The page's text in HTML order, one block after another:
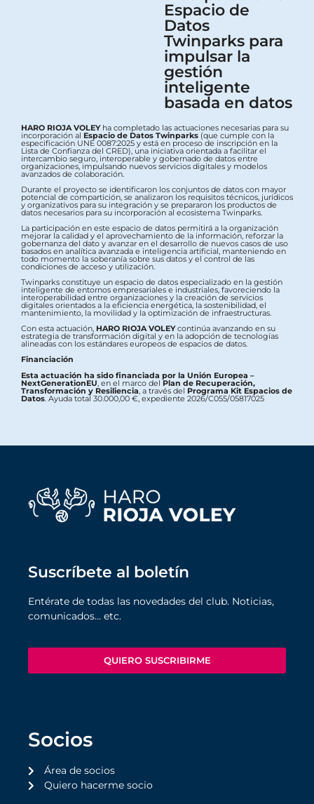
Espacio de
Datos
Twinparks para
impulsar la
gestión
inteligente
basada en datos
HARO RIOJA VOLEYha completado las actuaciones necesarias para su
incorporación al Espacio de Datos Twinparks (que cumple con la
especificación UNE 0087:2025 y está en proceso de inscripción en la
Lista de Confianza del CRED), una iniciativa orientada a facilitar el
intercambio seguro, interoperable y gobernado de datos entre
organizaciones, impulsando nuevos servicios digitales y modelos
avanzados de colaboración.
Durante el proyecto se identificaron los conjuntos de datos con mayor
potencial de compartición, se analizaron los requisitos técnicos, jurídicos
y organizativos para su integración y se prepararon los productos de
datos necesarios para su incorporación al ecosistema Twinparks.
La participación en este espacio de datos permitirá a la organización
mejorar la calidad y el aprovechamiento de la información, reforzar la
gobernanza del dato y avanzar en el desarrollo de nuevos casos de uso
basados en analítica avanzada e inteligencia artificial, manteniendo en
todo momento la soberanía sobre sus datos y el control de las
condiciones de acceso y utilización.
Twinparks constituye un espacio de datos especializado en la gestión
inteligente de entornos empresariales e industriales, favoreciendo la
interoperabilidad entre organizaciones y la creación de servicios
digitales orientados a la eficiencia energética, la sostenibilidad, el
mantenimiento, la movilidad y la optimización de infraestructuras.
Con esta actuación, HARO RIOJA VOLEYcontinúa avanzando en su
estrategia de transformación digital y en la adopción de tecnologías
alineadas con los estándares europeos de espacios de datos.
Financiación
Esta actuación ha sido financiada por la Unión Europea –
NextGenerationEU , en el marco delPlan de Recuperación,
Transformación y Resiliencia , a través del Programa Kit Espacios de
Datos . Ayuda total 30.000,00 €, expediente 2026/C055/05817025
Suscríbete al boletín
Entérate de todas las novedades del club. Noticias,
comunicados… etc.
QUIERO SUSCRIBIRME
Socios
Área de socios
Quiero hacerme socio